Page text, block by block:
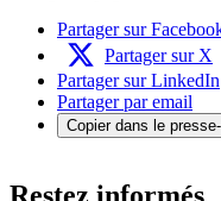
Partager sur
Partager sur X
Partager sur LinkedIn
Partager par email
Copier dans le